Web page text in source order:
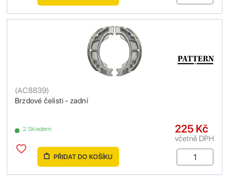
Brzdové čelisti - zadní
(AC8839)
2 Skladem 225 Kč
včetně DPH
PŘIDAT DO KOŠÍKU